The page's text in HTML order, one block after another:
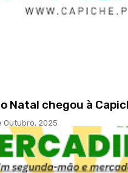
Natal chegou à
Outubro, 2025